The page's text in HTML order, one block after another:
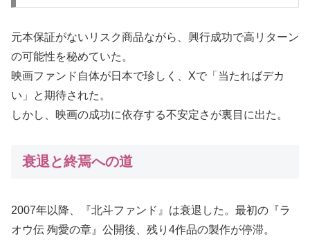
元本保証がないリスク商品ながら、興行成功で高リターン
の可能性を秘めていた。
映画ファンド自体が日本で珍しく、Xで「当たればデカ
い」と期待された。
しかし、映画の成功に依存する不安定さが裏目に出た。
衰退と終焉への道
2007年以降、『北斗ファンド』は衰退した。最初の『ラ
オウ伝 殉愛の章』公開後、残り4作品の製作が停滞。